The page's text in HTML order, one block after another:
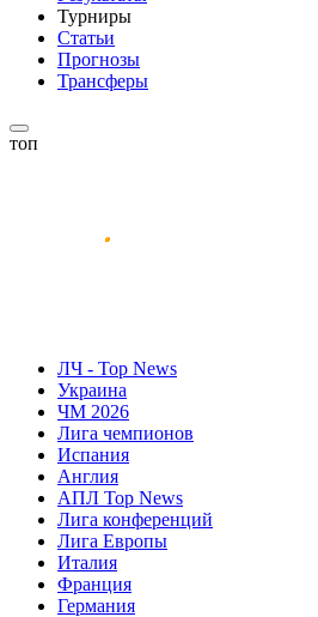
Турниры
Статьи
Прогнозы
Трансферы
топ
ЛЧ - Top News
Украина
ЧМ 2026
Лига чемпионов
Испания
Англия
АПЛ Top News
Лига конференций
Лига Европы
Италия
Франция
Германия